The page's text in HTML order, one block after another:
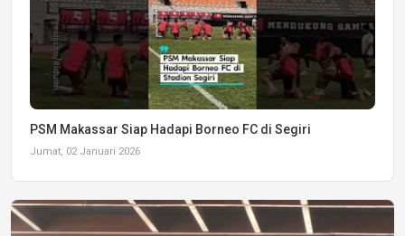
PSM Makassar Siap Hadapi Borneo FC di Segiri
Jumat, 02 Januari 2026